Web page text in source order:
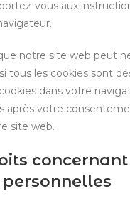
vous aux
notre site web peut
tous les cookies sont
dans votre
après votre
site web.